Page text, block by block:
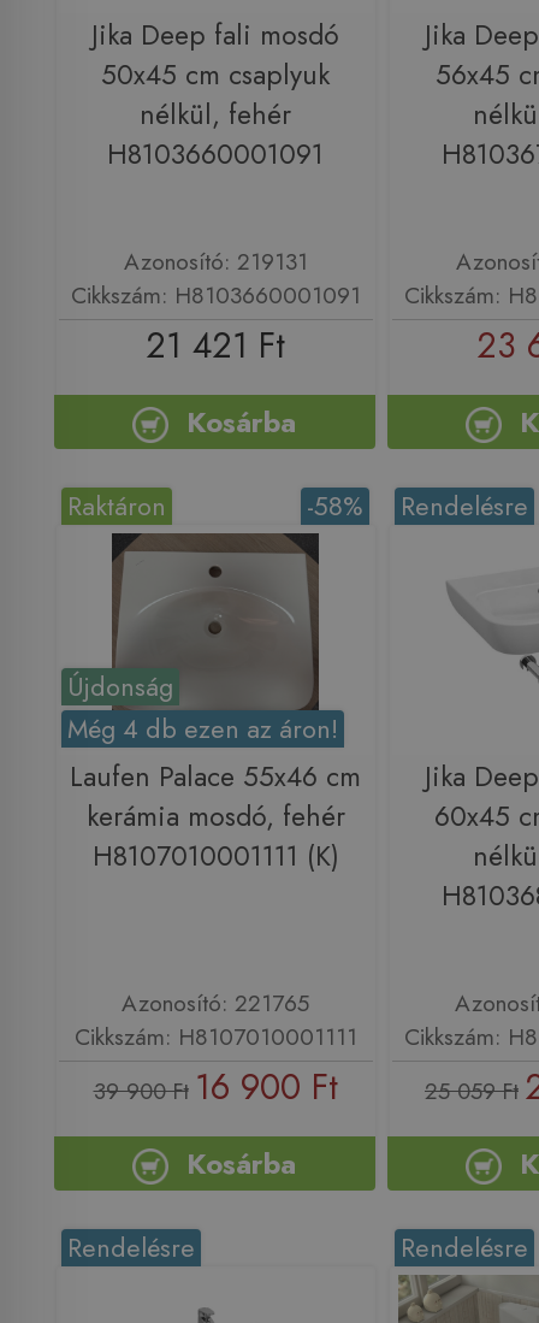
Jika Deep fali mosdó
50x45 cm csaplyuk
nélkül, fehér
H8103660001091
Azonosító: 219131
Cikkszám: H8103660001091
21 421 Ft
Kosárba
Jika
56x45
Cikkszám:
23
Újdonság
Még 4 db ezen az áron!
-58%
Raktáron
Laufen Palace 55x46 cm
kerámia mosdó, fehér
H8107010001111 (K)
Azonosító: 221765
Cikkszám: H8107010001111
39 900 Ft 16 900 Ft
Kosárba
Rendelésre
Jika
60x45
Cikkszám:
25 059 Ft
Rendelésre Rendelésre